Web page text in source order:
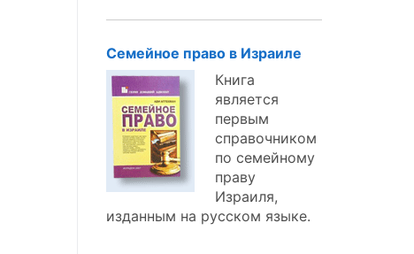
Семейное право в Израиле
Книга
является
первым
справочником
по семейному
праву
Израиля,
изданным на русском языке.